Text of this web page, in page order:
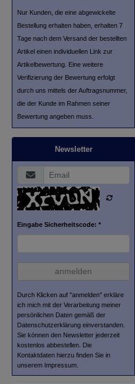
Nur Kunden, die eine abgewickelte
Bestellung erhalten haben, erhalten 7
Tage nach dem Versand der bestellten
Artikel einen individuellen Link zur
Artikelbewertung. Eine weitere
Verifizierung der Bewertung erfolgt
durch uns mittels der Auftragsnummer,
die der Kunde im Rahmen seiner
Bewertung angeben muss.
Newsletter
Eingabe Sicherheitscode: *
anmelden
Durch Klicken auf "anmelden" erkläre
ich mich mit der Verarbeitung meiner
persönlichen Daten gemäß der
Datenschutzerklärung einverstanden.
Sie können den Newsletter jederzeit
kostenlos abbestellen. Die
Kontaktdaten hierzu finden Sie in
unserem Impressum.